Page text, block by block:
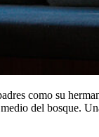
como su
del bosque.